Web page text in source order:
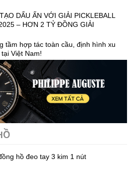
DẤU ẤN VỚI GIẢI PICKLEBALL
– HƠN 2 TỶ ĐỒNG GIẢI
tầm hợp tác toàn cầu, định hình xu
Việt Nam!
hồ đeo tay 3 kim 1 nút